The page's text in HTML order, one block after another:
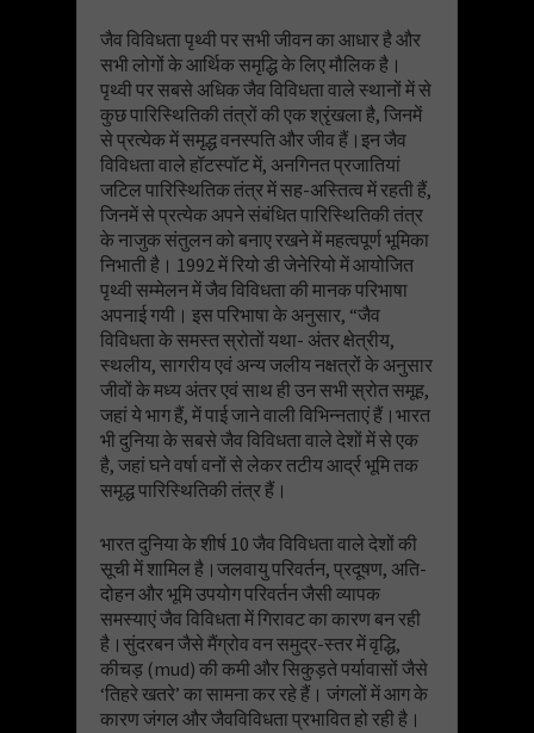
जैव विविधता पृथ्वी पर सभी जीवन का आधार है और
सभी लोगों के आर्थिक समृद्धि के लिए मौलिक है।
पृथ्वी पर सबसे अधिक जैव विविधता वाले स्थानों में से
कुछ पारिस्थितिकी तंत्रों की एक श्रृंखला है, जिनमें
से प्रत्येक में समृद्ध वनस्पति और जीव हैं।इन जैव
विविधता वाले हॉटस्पॉट में, अनगिनत प्रजातियां
जटिल पारिस्थितिक तंत्र में सह-अस्तित्व में रहती हैं,
जिनमें से प्रत्येक अपने संबंधित पारिस्थितिकी तंत्र
के नाजुक संतुलन को बनाए रखने में महत्वपूर्ण भूमिका
निभाती है। 1992 में रियो डी जेनेरियो में आयोजित
पृथ्वी सम्मेलन में जैव विविधता की मानक परिभाषा
अपनाई गयी। इस परिभाषा के अनुसार, “जैव
विविधता के समस्त स्रोतों यथा- अंतर क्षेत्रीय,
स्थलीय, सागरीय एवं अन्य जलीय नक्षत्रों के अनुसार
जीवों के मध्य अंतर एवं साथ ही उन सभी स्रोत समूह,
जहां ये भाग हैं, में पाई जाने वाली विभिन्नताएं हैं।भारत
भी दुनिया के सबसे जैव विविधता वाले देशों में से एक
है, जहां घने वर्षा वनों से लेकर तटीय आर्द्र भूमि तक
समृद्ध पारिस्थितिकी तंत्र हैं।
भारत दुनिया के शीर्ष 10 जैव विविधता वाले देशों की
सूची में शामिल है।जलवायु परिवर्तन, प्रदूषण, अति-
दोहन और भूमि उपयोग परिवर्तन जैसी व्यापक
समस्याएं जैव विविधता में गिरावट का कारण बन रही
है।सुंदरबन जैसे मैंग्रोव वन समुद्र-स्तर में वृद्धि,
कीचड़ (mud) की कमी और सिकुड़ते पर्यावासों जैसे
‘तिहरे खतरे’ का सामना कर रहे हैं। जंगलों में आग के
कारण जंगल और जैवविविधता प्रभावित हो रही है।